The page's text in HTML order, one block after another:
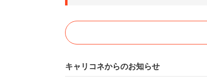
キャリコネからのお知らせ